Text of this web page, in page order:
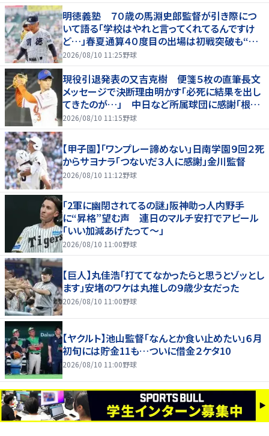
明徳義塾 ７０歳の馬淵史郎監督が引き際につ
いて語る「学校はやれと言ってくれてるんですけ
ど…」春夏通算４０度目の出場は初戦突破も“馬
淵節”炸裂
2026/08/10 11:25野球
現役引退発表の又吉克樹 便箋５枚の直筆長文
メッセージで決断理由明かす「必死に結果を出し
てきたのが…」 中日など所属球団に感謝「根気
強く指導してもらった」
2026/08/10 11:15野球
【甲子園】「ワンプレー諦めない」日南学園９回２死
からサヨナラ「つないだ３人に感謝」金川監督
2026/08/10 11:12野球
「2軍に幽閉されてるの謎」阪神助っ人内野手
に“昇格”望む声 連日のマルチ安打でアピール
「いい加減あげたって〜」
2026/08/10 11:00野球
【巨人】丸佳浩「打ててなかったらと思うとゾッとし
ます」安堵のワケは丸推しの９歳少女だった
2026/08/10 11:00野球
【ヤクルト】池山監督「なんとか食い止めたい」６月
初旬には貯金11も…ついに借金２ケタ10
2026/08/10 11:00野球